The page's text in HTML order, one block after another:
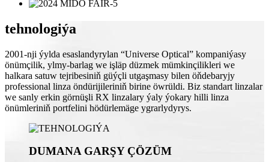
tehnologiýa
2001-nji ýylda esaslandyrylan “Universe Optical” kompaniýasy
önümçilik, ylmy-barlag we işläp düzmek mümkinçilikleri we
halkara satuw tejribesiniň güýçli utgaşmasy bilen öňdebaryjy
professional linza öndürijileriniň birine öwrüldi. Biz standart linzalar
we sanly erkin görnüşli RX linzalary ýaly ýokary hilli linza
önümleriniň portfelini hödürlemäge ygrarlydyrys.
DUMANA GARŞY ÇÖZÜM